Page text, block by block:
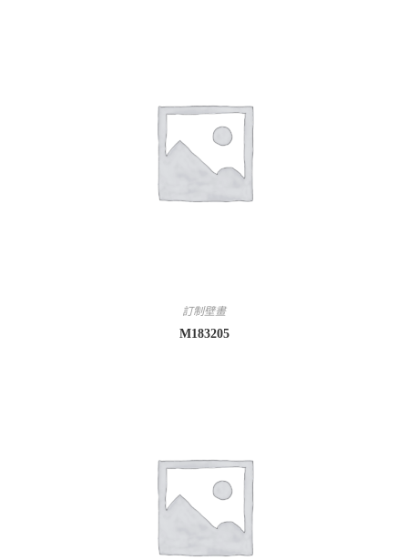
訂制壁畫
M183205